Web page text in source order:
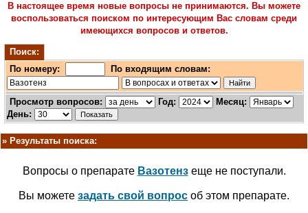
В настоящее время новые вопросы не принимаются. Вы можете
воспользоваться поиском по интересующим Вас словам среди
имеющихся вопросов и ответов.
Поиск:
По номеру:
По входящим словам:
Просмотр вопросов: Год:
Месяц:
День:
» Результаты поиска:
Вопросы о препарате Вазотензеще не поступали.
Вы можете задать свой вопрос об этом препарате.